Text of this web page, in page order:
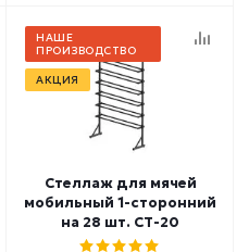
НАШЕ
ПРОИЗВОДСТВО
АКЦИЯ
Стеллаж для мячей
мобильный 1-сторонний
на 28 шт. СТ-20